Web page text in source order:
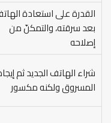
القدرة على استعادة
بعد سرقته، والتمكنّ من
إصلاحه
شراء الهاتف الجديد ثم
المسروق ولكنه مكسور